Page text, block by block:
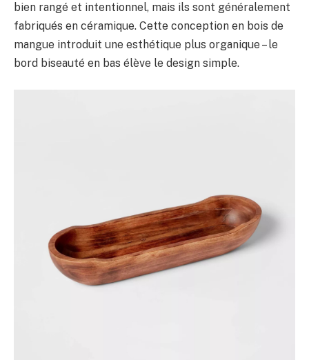
bien rangé et intentionnel, mais ils sont généralement
fabriqués en céramique. Cette conception en bois de
mangue introduit une esthétique plus organique – le
bord biseauté en bas élève le design simple.